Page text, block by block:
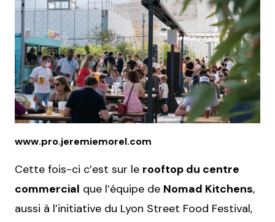
www.pro.jeremiemorel.com
Cette fois-ci c’est sur le rooftop du centre
commercial que l’équipe de Nomad Kitchens,
aussi à l’initiative du Lyon Street Food Festival,